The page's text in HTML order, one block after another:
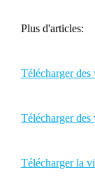
Plus d'articles:
Télécharger
Télécharger
Télécharger la